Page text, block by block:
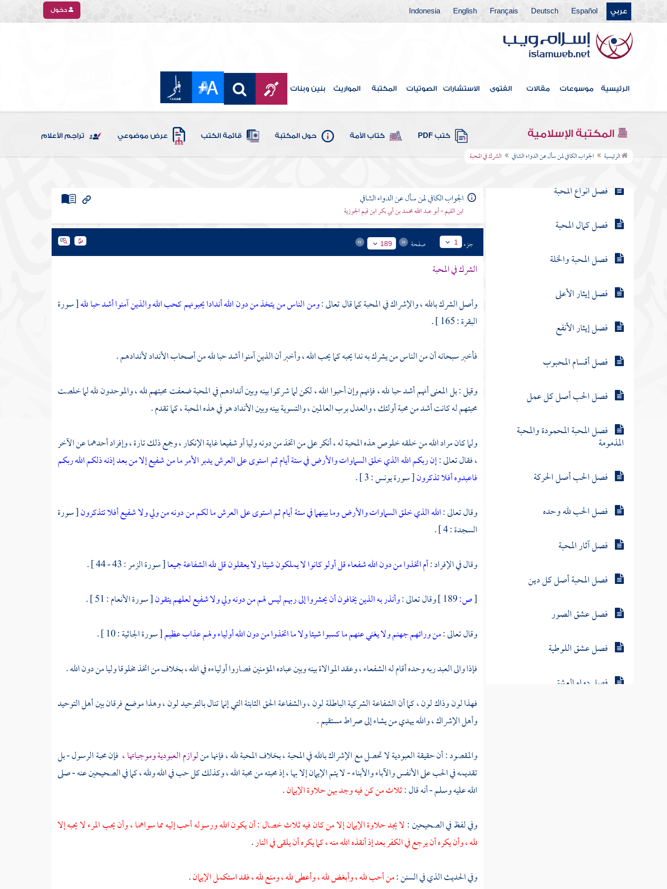
عربي Español
Deutsch
Français
English
Indonesia دخول
الرئيسية موسوعات مقالات الفتوى الاستشارات الصوتيات المكتبة المواريث بنين وبنات
المكتبة الإسلامية كتب PDF كتاب الأمة حول المكتبة قائمة الكتب عرض موضوعي تراجم الأعلام
الرئيسية الجواب الكافي لمن سأل عن الدواء الشافي الشرك في المحبة
فصل دواء اللواط
فصل توحيد المحبوب
فصل خاصية التعبد
الشرك في المحبة
فصل أنواع المحبة
فصل كمال المحبة
فصل المحبة والخلة
فصل إيثار الأعلى
فصل إيثار الأنفع
فصل أقسام المحبوب
فصل الحب أصل كل عمل
فصل المحبة المحمودة والمحبة
المذمومة
فصل الحب أصل الحركة
فصل الحب لله وحده
فصل آثار المحبة
فصل المحبة أصل كل دين
فصل عشق الصور
فصل عشق اللوطية
فصل دواء العشق
الجواب الكافي لمن سأل عن الدواء الشافي
ابن القيم - أبو عبد الله محمد بن أبي بكر ابن قيم الجوزية
جزء 1 صفحة 189
الشرك في المحبة
وأصل الشرك بالله ، والإشراك في المحبة كما قال تعالى :ومن الناس من يتخذ من دون الله أندادا يحبونهم كحب الله والذين آمنوا أشد حبا لله[ سورة
البقرة : 165 ] .
فأخبر سبحانه أن من الناس من يشرك به ندا يحبه كما يحب الله ، وأخبر أن الذين آمنوا أشد حبا لله من أصحاب الأنداد لأندادهم .
وقيل : بل المعنى أنهم أشد حبا لله ، فإنهم وإن أحبوا الله ، لكن لما شركوا بينه وبين أندادهم في المحبة ضعفت محبتهم لله ، والموحدون لله لما خلصت
محبتهم له كانت أشد من محبة أولئك ، والعدل برب العالمين ، والتسوية بينه وبين الأنداد هو في هذه المحبة ، كما تقدم .
ولما كان مراد الله من خلقه خلوص هذه المحبة له ، أنكر على من اتخذ من دونه وليا أو شفيعا غاية الإنكار ، وجمع ذلك تارة ، وإفراد أحدهما عن الآخر
، فقال تعالى :إن ربكم الله الذي خلق السماوات والأرض في ستة أيام ثم استوى على العرش يدبر الأمر ما من شفيع إلا من بعد إذنه ذلكم الله ربكم
فاعبدوه أفلا تذكرون[ سورة يونس : 3 ] .
وقال تعالى :الله الذي خلق السماوات والأرض وما بينهما في ستة أيام ثم استوى على العرش ما لكم من دونه من ولي ولا شفيع أفلا تتذكرون[ سورة
السجدة : 4 ] .
وقال في الإفراد :أم اتخذوا من دون الله شفعاء قل أولو كانوا لا يملكون شيئا ولا يعقلونقل لله الشفاعة جميعا[ سورة الزمر : 43 - 44 ] .
[ص: وقال تعالى :وأنذر به الذين يخافون أن يحشروا إلى ربهم ليس لهم من دونه ولي ولا شفيع لعلهم يتقون[ سورة الأنعام : 51 ] .
وقال تعالى :من ورائهم جهنم ولا يغني عنهم ما كسبوا شيئا ولا ما اتخذوا من دون الله أولياء ولهم عذاب عظيم[ سورة الجاثية : 10 ] .
فإذا والى العبد ربه وحده أقام له الشفعاء ، وعقد الموالاة بينه وبين عباده المؤمنين فصاروا أولياءه في الله ، بخلاف من اتخذ مخلوقا وليا من دون الله .
فهذا لون وذاك لون ، كما أن الشفاعة الشركية الباطلة لون ، والشفاعة الحق الثابتة التي إنما تنال بالتوحيد لون ، وهذا موضع فرقان بين أهل التوحيد
وأهل الإشراك ، والله يهدي من يشاء إلى صراط مستقيم .
والمقصود : أن حقيقة العبودية لا تحصل مع الإشراك بالله في المحبة ، بخلاف المحبة لله ، فإنها منلوازم العبودية وموجباتها ، فإن محبة الرسول - بل
تقديمه في الحب على الأنفس والآباء والأبناء - لا يتم الإيمان إلا بها ، إذ محبته من محبة الله ، وكذلك كل حب في الله ولله ، كما في الصحيحين عنه - صلى
الله عليه وسلم - أنه قال :ثلاث من كن فيه وجد بهن حلاوة الإيمان.
وفي لفظ في الصحيحين :لا يجد حلاوة الإيمان إلا من كان فيه ثلاث خصال : أن يكون الله ورسوله أحب إليه مما سواهما ، وأن يحب المرء لا يحبه إلا
لله ، وأن يكره أن يرجع في الكفر بعد إذ أنقذه الله منه ، كما يكره أن يلقى في النار.
وفي الحديث الذي في السنن :من أحب لله ، وأبغض لله ، وأعطى لله ، ومنع لله ، فقد استكمل الإيمان.